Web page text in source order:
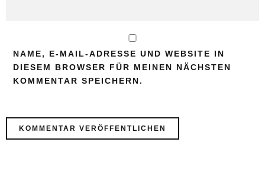
NAME, E-MAIL-ADRESSE UND WEBSITE IN
DIESEM BROWSER FÜR MEINEN NÄCHSTEN
KOMMENTAR SPEICHERN.